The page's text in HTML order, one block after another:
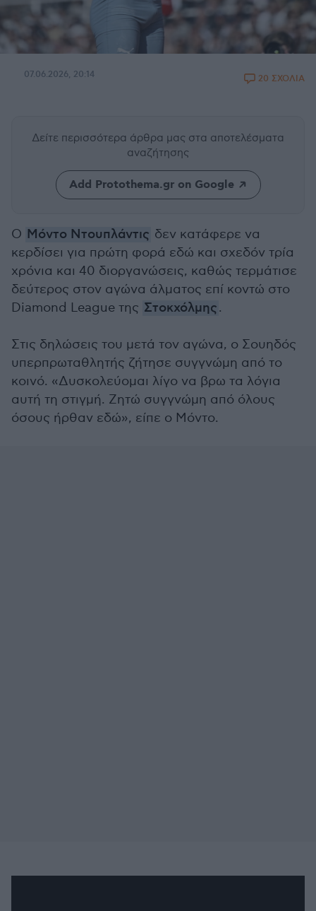
07.06.2026, 20:14 20 ΣΧΟΛΙΑ
Δείτε περισσότερα άρθρα μας στα αποτελέσματα
αναζήτησης
Add Protothema.gr on Google
Ο Μόντο Ντουπλάντις δεν κατάφερε να
κερδίσει για πρώτη φορά εδώ και σχεδόν τρία
χρόνια και 40 διοργανώσεις, καθώς τερμάτισε
δεύτερος στον αγώνα άλματος επί κοντώ στο
Diamond League της Στοκχόλμης.
Στις δηλώσεις του μετά τον αγώνα, ο Σουηδός
υπερπρωταθλητής ζήτησε συγγνώμη από το
κοινό. «Δυσκολεύομαι λίγο να βρω τα λόγια
αυτή τη στιγμή. Ζητώ συγγνώμη από όλους
όσους ήρθαν εδώ», είπε ο Μόντο.